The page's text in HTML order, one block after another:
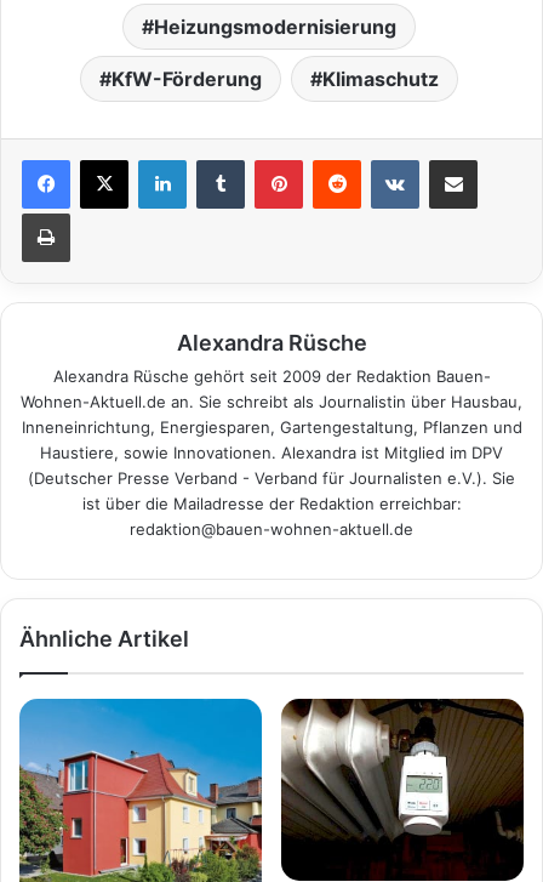
Heizungsmodernisierung
KfW-Förderung Klimaschutz
Alexandra Rüsche
Alexandra Rüsche gehört seit 2009 der Redaktion Bauen-
Wohnen-Aktuell.de an. Sie schreibt als Journalistin über Hausbau,
Inneneinrichtung, Energiesparen, Gartengestaltung, Pflanzen und
Haustiere, sowie Innovationen. Alexandra ist Mitglied im DPV
(Deutscher Presse Verband - Verband für Journalisten e.V.). Sie
ist über die Mailadresse der Redaktion erreichbar:
redaktion@bauen-wohnen-aktuell.de
Ähnliche Artikel